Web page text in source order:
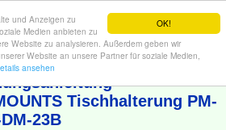
OK!
und Anzeigen zu
Medien anbieten zu
Website zu analysieren. Außerdem geben wir
Website an unsere Partner für soziale Medien,
ansehen
finden Sie die deutsche Anleitung!
Tischhalterung PM-
23B